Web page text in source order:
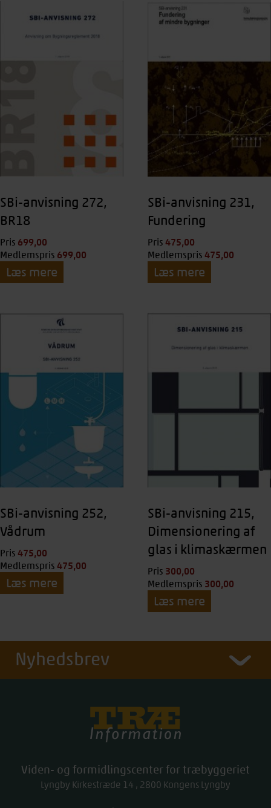
SBi-anvisning 272,
BR18
Pris 699,00
Medlemspris 699,00
Læs mere
SBi-anvisning 231,
Fundering
Pris 475,00
Medlemspris 475,00
Læs mere
SBi-anvisning 252,
Vådrum
Pris 475,00
Medlemspris 475,00
Læs mere
SBi-anvisning 215,
Dimensionering af
glas i klimaskærmen
Pris 300,00
Medlemspris 300,00
Læs mere
Viden- og formidlingscenter for træbyggeriet
Lyngby Kirkestræde 14 2800 Kongens Lyngby
Nyhedsbrev